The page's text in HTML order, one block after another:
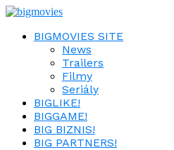
BIGMOVIES SITE
News
Trailers
Filmy
Seriály
BIGLIKE!
BIGGAME!
BIG BIZNIS!
BIG PARTNERS!